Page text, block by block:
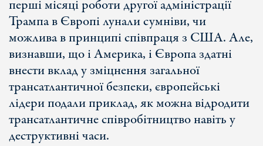
перші місяці роботи другої адміністрації
Трампа в Європі лунали сумніви, чи
можлива в принципі співпраця з США. Але,
визнавши, що і Америка, і Європа здатні
внести вклад у зміцнення загальної
трансатлантичної безпеки, європейські
лідери подали приклад, як можна відродити
трансатлантичне співробітництво навіть у
деструктивні часи.